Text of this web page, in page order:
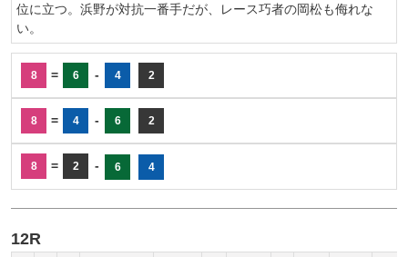
位に立つ。浜野が対抗一番手だが、レース巧者の岡松も侮れな
い。
8 = 6 - 4 2
8 = 4 - 6 2
8 = 2 - 6 4
12R